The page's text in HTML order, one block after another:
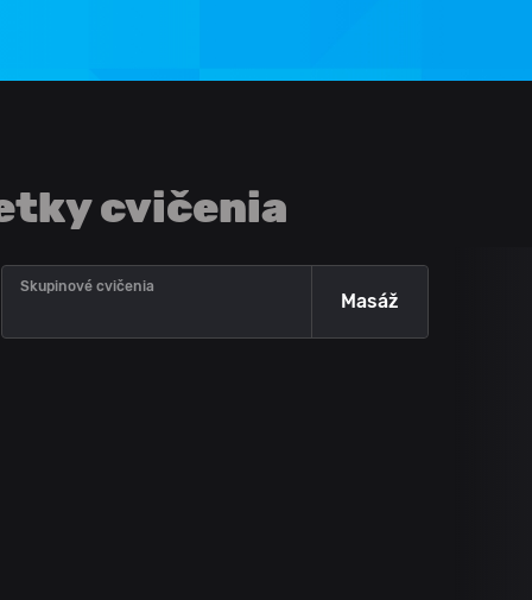
cvičenia
Skupinové cvičenia
Masáž